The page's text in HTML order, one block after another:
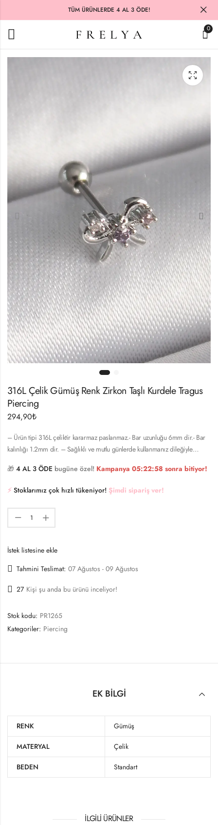
TÜM ÜRÜNLERDE 4 AL 3 ÖDE!
0
316L Çelik Gümüş Renk Zirkon Taşlı Kurdele Tragus
Piercing
294,90₺
– Ürün tipi 316L çeliktir kararmaz paslanmaz.- Bar uzunluğu 6mm dir.- Bar
kalınlığı 1.2mm dir. – Sağlıklı ve mutlu günlerde kullanmanız dileğiyle…
🎁 4 AL 3 ÖDE bugüne özel! Kampanya 05:22:58 sonra bitiyor!
⚡️ Stoklarımız çok hızlı tükeniyor! Şimdi sipariş ver!
İstek listesine ekle
Tahmini Teslimat: 07 Ağustos - 09 Ağustos
27 Kişi şu anda bu ürünü inceliyor!
Stok kodu: PR1265
Kategoriler: Piercing
EK BILGI
RENK Gümüş
MATERYAL Çelik
BEDEN Standart
İLGILI ÜRÜNLER